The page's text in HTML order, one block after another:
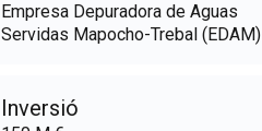
Empresa Depuradora de Aguas
Servidas Mapocho-Trebal (EDAM)
Inversió